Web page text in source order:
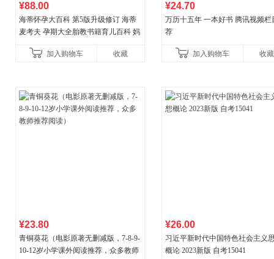
¥88.00
海蒂怀孕大百科 第5版升级修订 海蒂
麦考夫 孕期大全胎教书籍育儿百科 妈
健养生百科读物当
加入购物车 收藏
¥24.70
万历十五年 一本好书 腾讯视频栏
荐
加入购物车 收藏
¥23.80
青铜葵花（电影原著无删减版，7-8-9-
10-12岁小学课外阅读推荐，众多教师
¥26.00
习近平新时代中国特色社会主义
概论 2023新版 自考15041